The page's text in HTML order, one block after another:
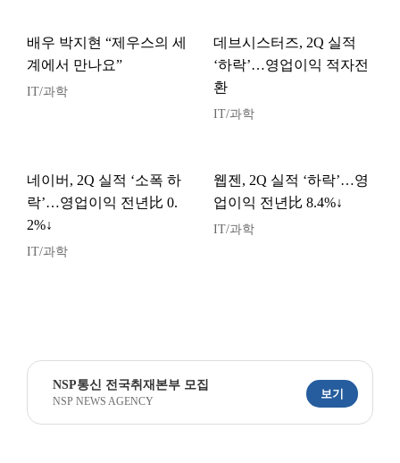
배우 박지현 “제우스의 세
계에서 만나요”
IT/과학
데브시스터즈, 2Q 실적
‘하락’…영업이익 적자전
환
IT/과학
네이버, 2Q 실적 ‘소폭 하
락’…영업이익 전년比 0.
2%↓
IT/과학
웹젠, 2Q 실적 ‘하락’…영
업이익 전년比 8.4%↓
IT/과학
NSP통신 전국취재본부 모집
NSP NEWS AGENCY
보기